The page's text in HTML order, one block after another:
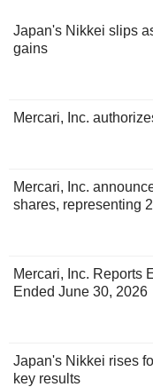
Japan's Nikkei slips
gains
Mercari, Inc.
Mercari, Inc.
shares, representing
Mercari, Inc. Reports
Ended June 30, 2026
Japan's Nikkei rises
key results